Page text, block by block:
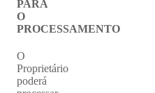
PARA
O
PROCESSAMENTO
O
Proprietário
poderá